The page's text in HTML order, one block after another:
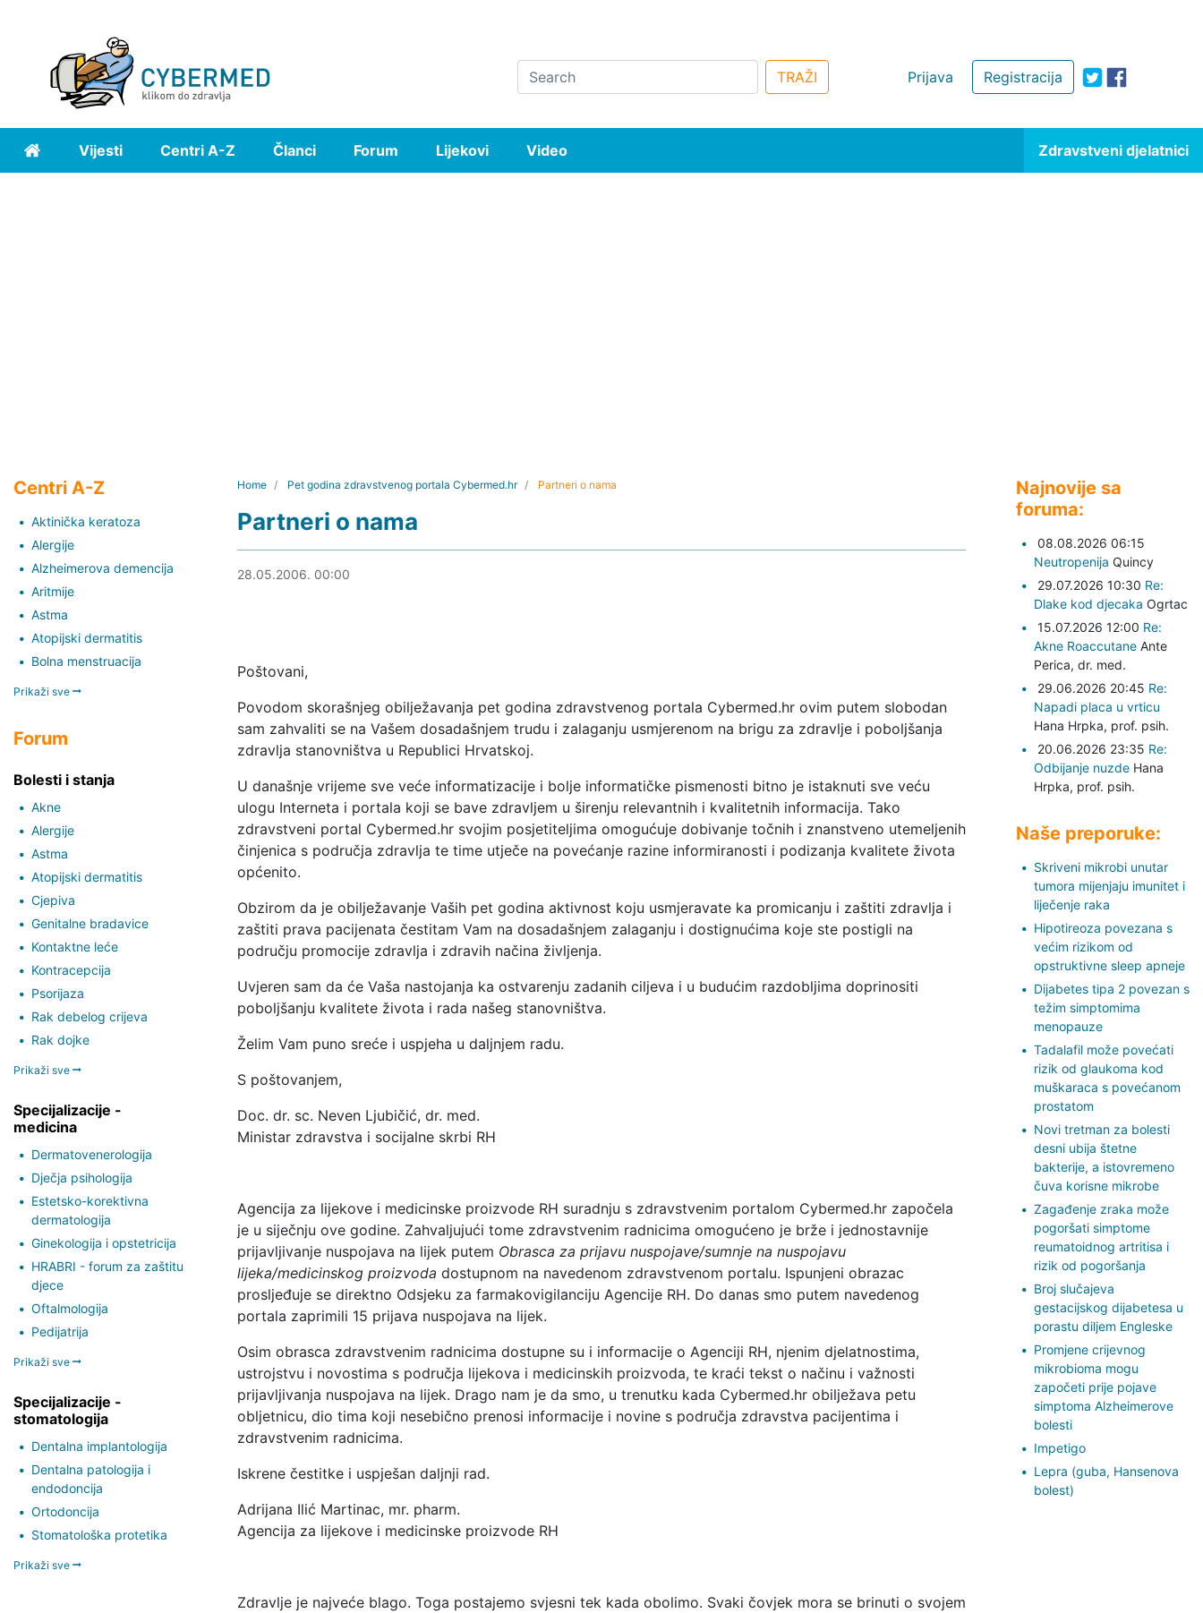
Registracija
Prijava
Search TRAŽI
Home Vijesti Centri A-Z Članci Forum Lijekovi Video Zdravstveni djelatnici
Centri A-Z
Aktinička keratoza
Alergije
Alzheimerova demencija
Aritmije
Astma
Atopijski dermatitis
Bolna menstruacija
Prikaži sve
Forum
Bolesti i stanja
Akne
Alergije
Astma
Atopijski dermatitis
Cjepiva
Genitalne bradavice
Kontaktne leće
Kontracepcija
Psorijaza
Rak debelog crijeva
Rak dojke
Prikaži sve
Specijalizacije -
medicina
Dermatovenerologija
Dječja psihologija
Estetsko-korektivna
dermatologija
Ginekologija i opstetricija
HRABRI - forum za zaštitu
djece
Oftalmologija
Pedijatrija
Prikaži sve
Specijalizacije -
stomatologija
Dentalna implantologija
Dentalna patologija i
endodoncija
Ortodoncija
Stomatološka protetika
Prikaži sve
Home Pet godina zdravstvenog portala Cybermed.hr Partneri o nama
Partneri o nama
26.05.2011. 13:39
28.05.2006. 00:00
Poštovani,
Povodom skorašnjeg obilježavanja pet godina zdravstvenog portala Cybermed.hr ovim putem slobodan
sam zahvaliti se na Vašem dosadašnjem trudu i zalaganju usmjerenom na brigu za zdravlje i poboljšanja
zdravlja stanovništva u Republici Hrvatskoj.
U današnje vrijeme sve veće informatizacije i bolje informatičke pismenosti bitno je istaknuti sve veću
ulogu Interneta i portala koji se bave zdravljem u širenju relevantnih i kvalitetnih informacija. Tako
zdravstveni portal Cybermed.hr svojim posjetiteljima omogućuje dobivanje točnih i znanstveno utemeljenih
činjenica s područja zdravlja te time utječe na povećanje razine informiranosti i podizanja kvalitete života
općenito.
Obzirom da je obilježavanje Vaših pet godina aktivnost koju usmjeravate ka promicanju i zaštiti zdravlja i
zaštiti prava pacijenata čestitam Vam na dosadašnjem zalaganju i dostignućima koje ste postigli na
području promocije zdravlja i zdravih načina življenja.
Uvjeren sam da će Vaša nastojanja ka ostvarenju zadanih ciljeva i u budućim razdobljima doprinositi
poboljšanju kvalitete života i rada našeg stanovništva.
Želim Vam puno sreće i uspjeha u daljnjem radu.
S poštovanjem,
Doc. dr. sc. Neven Ljubičić, dr. med.
Ministar zdravstva i socijalne skrbi RH
Agencija za lijekove i medicinske proizvode RH suradnju s zdravstvenim portalom Cybermed.hr započela
je u siječnju ove godine. Zahvaljujući tome zdravstvenim radnicima omogućeno je brže i jednostavnije
prijavljivanje nuspojava na lijek putem Obrasca za prijavu nuspojave/sumnje na nuspojavu
lijeka/medicinskog proizvoda dostupnom na navedenom zdravstvenom portalu. Ispunjeni obrazac
prosljeđuje se direktno Odsjeku za farmakovigilanciju Agencije RH. Do danas smo putem navedenog
portala zaprimili 15 prijava nuspojava na lijek.
Osim obrasca zdravstvenim radnicima dostupne su i informacije o Agenciji RH, njenim djelatnostima,
ustrojstvu i novostima s područja lijekova i medicinskih proizvoda, te kraći tekst o načinu i važnosti
prijavljivanja nuspojava na lijek. Drago nam je da smo, u trenutku kada Cybermed.hr obilježava petu
obljetnicu, dio tima koji nesebično prenosi informacije i novine s područja zdravstva pacijentima i
zdravstvenim radnicima.
Iskrene čestitke i uspješan daljnji rad.
Adrijana Ilić Martinac, mr. pharm.
Agencija za lijekove i medicinske proizvode RH
Zdravlje je najveće blago. Toga postajemo svjesni tek kada obolimo. Svaki čovjek mora se brinuti o svojem
Najnovije sa
foruma:
08.08.2026 06:15
Neutropenija Quincy
29.07.2026 10:30 Re:
Dlake kod djecaka Ogrtac
15.07.2026 12:00 Re:
Akne Roaccutane Ante
Perica, dr. med.
29.06.2026 20:45 Re:
Napadi placa u vrticu
Hana Hrpka, prof. psih.
20.06.2026 23:35 Re:
Odbijanje nuzde Hana
Hrpka, prof. psih.
Naše preporuke:
Skriveni mikrobi unutar
tumora mijenjaju imunitet i
liječenje raka
Hipotireoza povezana s
većim rizikom od
opstruktivne sleep apneje
Dijabetes tipa 2 povezan s
težim simptomima
menopauze
Tadalafil može povećati
rizik od glaukoma kod
muškaraca s povećanom
prostatom
Novi tretman za bolesti
desni ubija štetne
bakterije, a istovremeno
čuva korisne mikrobe
Zagađenje zraka može
pogoršati simptome
reumatoidnog artritisa i
rizik od pogoršanja
Broj slučajeva
gestacijskog dijabetesa u
porastu diljem Engleske
Promjene crijevnog
mikrobioma mogu
započeti prije pojave
simptoma Alzheimerove
bolesti
Impetigo
Lepra (guba, Hansenova
bolest)